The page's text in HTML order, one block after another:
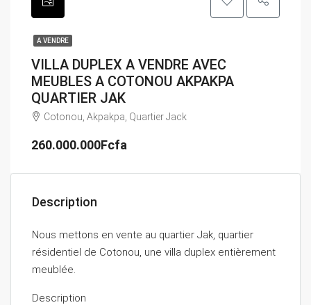
A VENDRE
VILLA DUPLEX A VENDRE AVEC
MEUBLES A COTONOU AKPAKPA
QUARTIER JAK
Cotonou, Akpakpa, Quartier Jack
260.000.000Fcfa
Description
Nous mettons en vente au quartier Jak, quartier
résidentiel de Cotonou, une villa duplex entièrement
meublée.
Description